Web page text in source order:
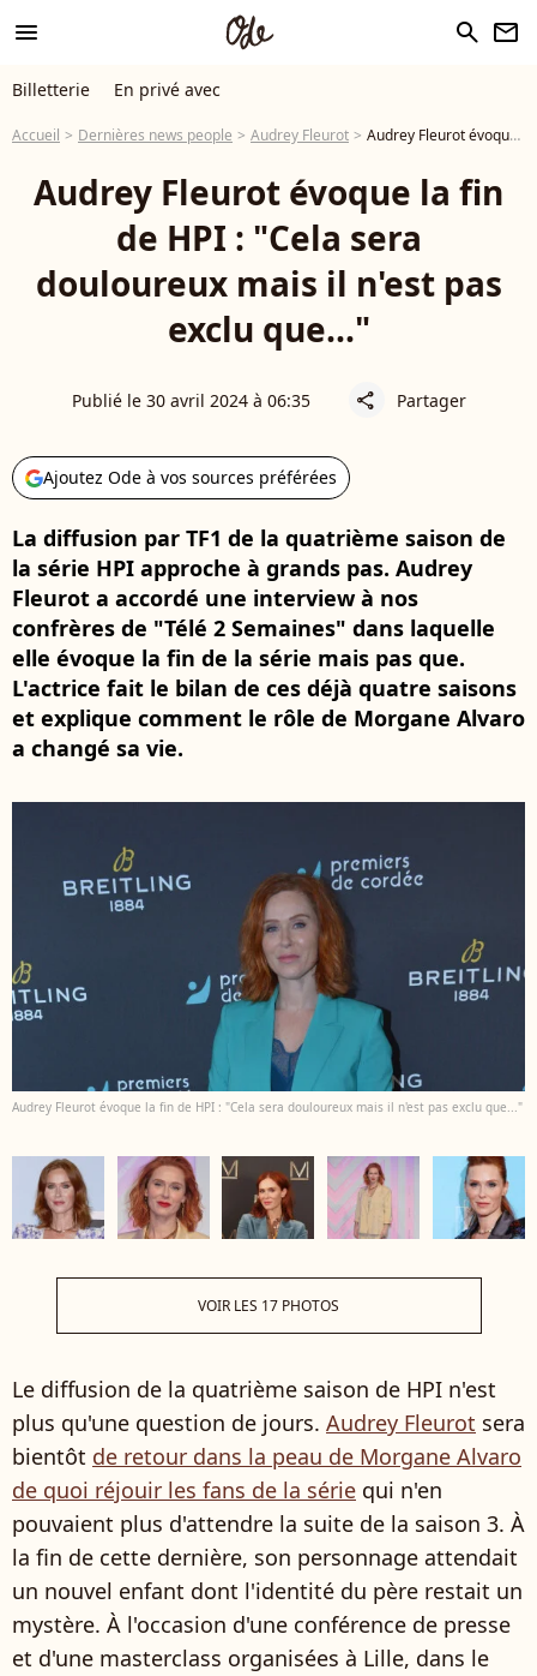
menu search newsletter
Billetterie En privé avec
Accueil Dernières news people Audrey Fleurot Audrey Fleurot évoque la fin de HPI : "Cela sera douloureux mais il n'est pas exclu que..."
Audrey Fleurot évoque la fin
de HPI : "Cela sera
douloureux mais il n'est pas
exclu que..."
Publié le 30 avril 2024 à 06:35 share Partager
Ajoutez Ode à vos sources préférées
La diffusion par TF1 de la quatrième saison de
la série HPI approche à grands pas. Audrey
Fleurot a accordé une interview à nos
confrères de "Télé 2 Semaines" dans laquelle
elle évoque la fin de la série mais pas que.
L'actrice fait le bilan de ces déjà quatre saisons
et explique comment le rôle de Morgane Alvaro
a changé sa vie.
Audrey Fleurot évoque la fin de HPI : "Cela sera douloureux mais il n'est pas exclu que..."
VOIR LES 17 PHOTOS
Le diffusion de la quatrième saison de HPI n'est
plus qu'une question de jours. Audrey Fleurot sera
bientôt de retour dans la peau de Morgane Alvaro
de quoi réjouir les fans de la série qui n'en
pouvaient plus d'attendre la suite de la saison 3. À
la fin de cette dernière, son personnage attendait
un nouvel enfant dont l'identité du père restait un
mystère. À l'occasion d'une conférence de presse
et d'une masterclass organisées à Lille, dans le